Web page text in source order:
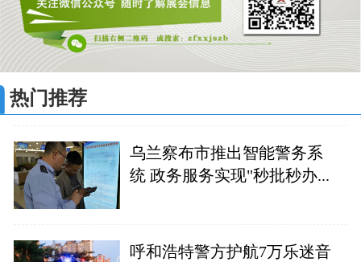
热门推荐
乌兰察布市推出智能警务系
统 政务服务实现"秒批秒办...
呼和浩特警方护航7万乐迷音